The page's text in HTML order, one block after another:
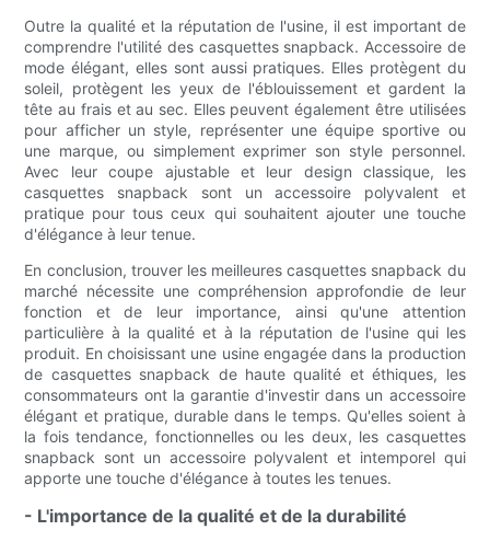
Outre la qualité et la réputation de l'usine, il est important de
comprendre l'utilité des casquettes snapback. Accessoire de
mode élégant, elles sont aussi pratiques. Elles protègent du
soleil, protègent les yeux de l'éblouissement et gardent la
tête au frais et au sec. Elles peuvent également être utilisées
pour afficher un style, représenter une équipe sportive ou
une marque, ou simplement exprimer son style personnel.
Avec leur coupe ajustable et leur design classique, les
casquettes snapback sont un accessoire polyvalent et
pratique pour tous ceux qui souhaitent ajouter une touche
d'élégance à leur tenue.
En conclusion, trouver les meilleures casquettes snapback du
marché nécessite une compréhension approfondie de leur
fonction et de leur importance, ainsi qu'une attention
particulière à la qualité et à la réputation de l'usine qui les
produit. En choisissant une usine engagée dans la production
de casquettes snapback de haute qualité et éthiques, les
consommateurs ont la garantie d'investir dans un accessoire
élégant et pratique, durable dans le temps. Qu'elles soient à
la fois tendance, fonctionnelles ou les deux, les casquettes
snapback sont un accessoire polyvalent et intemporel qui
apporte une touche d'élégance à toutes les tenues.
- L'importance de la qualité et de la durabilité